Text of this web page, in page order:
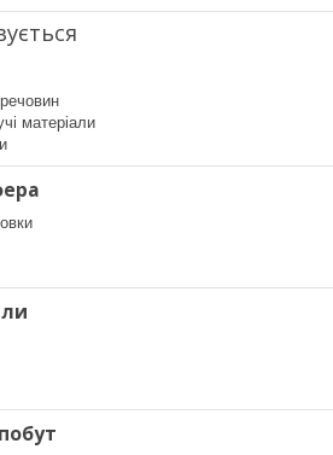
речовин
матеріали